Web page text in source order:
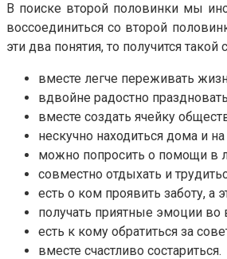
В поиске второй половинки мы
воссоединиться со второй
эти два понятия, то получится
вместе легче переживать
вдвойне радостно
вместе создать ячейку
нескучно находиться дома и на
можно попросить о помощи в
совместно отдыхать и
есть о ком проявить заботу, а
получать приятные эмоции
есть к кому обратиться за
вместе счастливо состариться.